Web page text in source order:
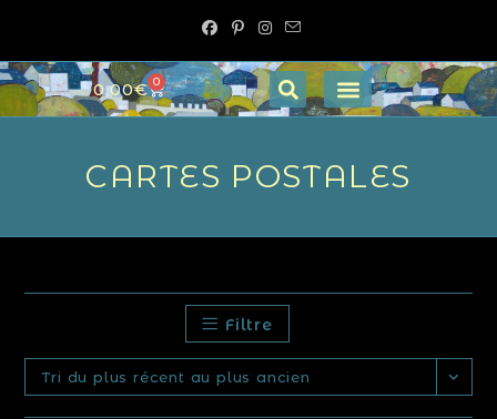
0,00€ 0
CARTES POSTALES
Filtre
Tri du plus récent au plus ancien